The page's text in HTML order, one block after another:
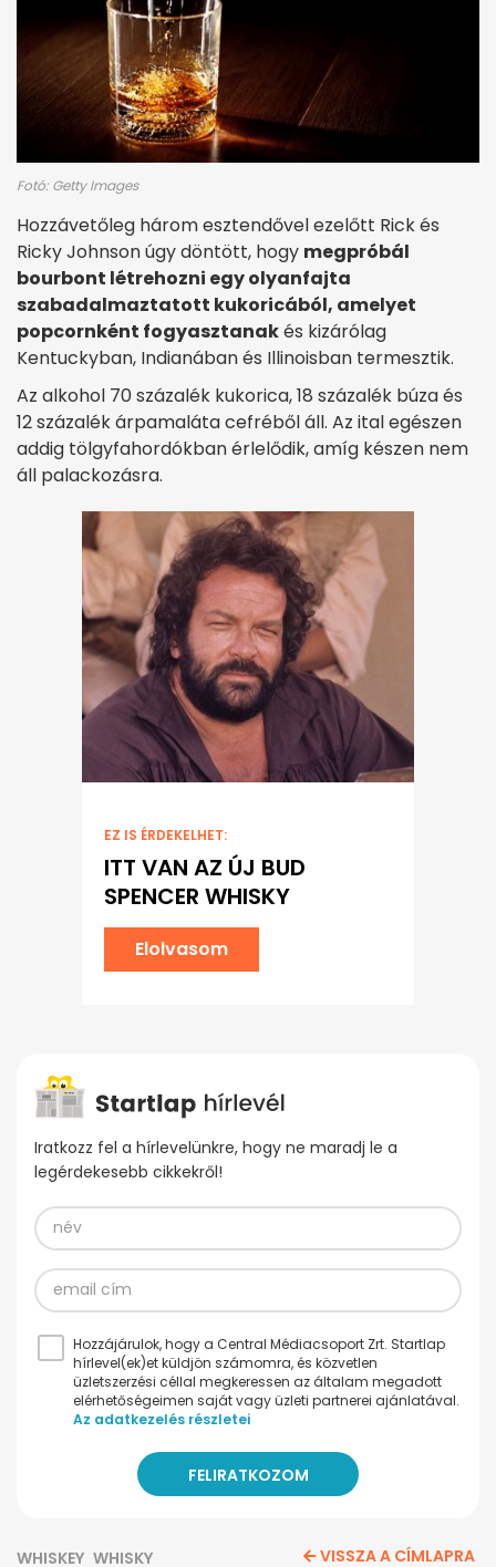
Fotó: Getty Images
Hozzávetőleg három esztendővel ezelőtt Rick és
Ricky Johnson úgy döntött, hogy megpróbál
bourbont létrehozni egy olyanfajta
szabadalmaztatott kukoricából, amelyet
popcornként fogyasztanakés kizárólag
Kentuckyban, Indianában és Illinoisban termesztik.
Az alkohol 70 százalék kukorica, 18 százalék búza és
12 százalék árpamaláta cefréből áll. Az ital egészen
addig tölgyfahordókban érlelődik, amíg készen nem
áll palackozásra.
EZ IS ÉRDEKELHET:
ITT VAN AZ ÚJ BUD
SPENCER WHISKY
Elolvasom
Iratkozz fel a hírlevelünkre, hogy ne maradj le a
legérdekesebb cikkekről!
Hozzájárulok, hogy a Central Médiacsoport Zrt. Startlap
hírlevel(ek)et küldjön számomra, és közvetlen
üzletszerzési céllal megkeressen az általam megadott
elérhetőségeimen saját vagy üzleti partnerei ajánlatával.
Az adatkezelés részletei
WHISKEY WHISKY VISSZA A CÍMLAPRA